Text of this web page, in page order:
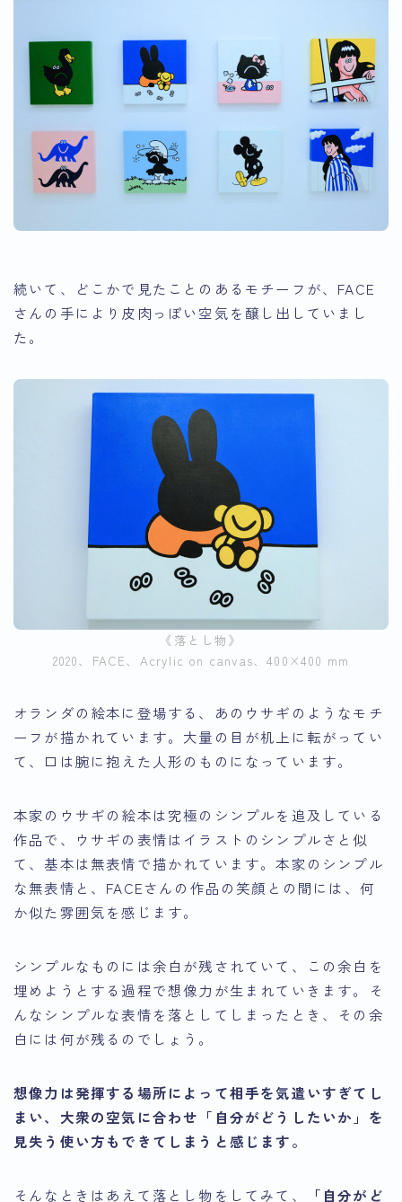
続いて、どこかで見たことのあるモチーフが、FACE
さんの手により皮肉っぽい空気を醸し出していまし
た。
《落とし物》
2020、FACE、Acrylic on canvas、400×400 mm
オランダの絵本に登場する、あのウサギのようなモチ
ーフが描かれています。大量の目が机上に転がってい
て、口は腕に抱えた人形のものになっています。
本家のウサギの絵本は究極のシンプルを追及している
作品で、ウサギの表情はイラストのシンプルさと似
て、基本は無表情で描かれています。本家のシンプル
な無表情と、FACEさんの作品の笑顔との間には、何
か似た雰囲気を感じます。
シンプルなものには余白が残されていて、この余白を
埋めようとする過程で想像力が生まれていきます。そ
んなシンプルな表情を落としてしまったとき、その余
白には何が残るのでしょう。
想像力は発揮する場所によって相手を気遣いすぎてし
まい、大衆の空気に合わせ「自分がどうしたいか」を
見失う使い方もできてしまうと感じます。
そんなときはあえて落とし物をしてみて、 「自分がど